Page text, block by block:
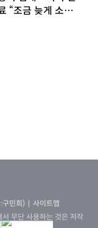
“조금 늦게 소식
구민회)
사이트맵
무단 사용하는 것은 저작